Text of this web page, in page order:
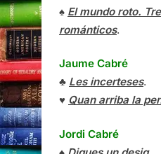
♠ El mundo roto.
románticos.
Jaume Cabré
♣ Les incerteses.
♥ Quan arriba la
Jordi Cabré